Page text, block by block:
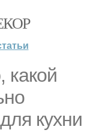
какой
кухни